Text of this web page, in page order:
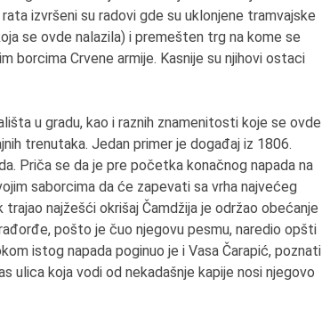
izvršeni su radovi gde su uklonjene tramvajske
se ovde nalazila) i premešten trg na kome se
borcima Crvene armije. Kasnije su njihovi ostaci
u gradu, kao i raznih znamenitosti koje se ovde
trenutaka. Jedan primer je događaj iz 1806.
Priča se da je pre početka konačnog napada na
saborcima da će zapevati sa vrha najvećeg
najžešći okrišaj Čamdžija je održao obećanje
pošto je čuo njegovu pesmu, naredio opšti
istog napada poginuo je i Vasa Čarapić, poznati
ulica koja vodi od nekadašnje kapije nosi njegovo